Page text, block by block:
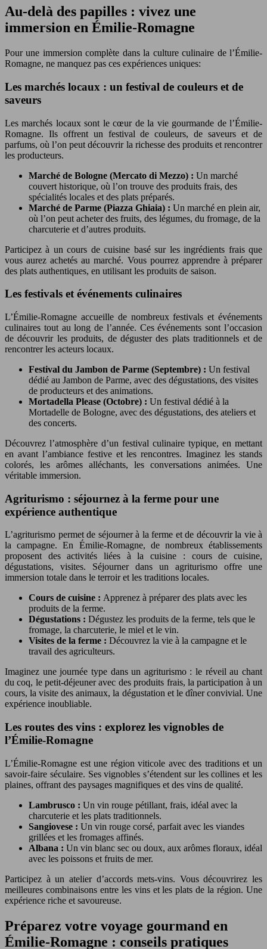
Au-delà des papilles : vivez une
immersion en Émilie-Romagne
Pour une immersion complète dans la culture culinaire de l’Émilie-
Romagne, ne manquez pas ces expériences uniques:
Les marchés locaux : un festival de couleurs et de
saveurs
Les marchés locaux sont le cœur de la vie gourmande de l’Émilie-
Romagne. Ils offrent un festival de couleurs, de saveurs et de
parfums, où l’on peut découvrir la richesse des produits et rencontrer
les producteurs.
Marché de Bologne (Mercato di Mezzo) : Un marché
couvert historique, où l’on trouve des produits frais, des
spécialités locales et des plats préparés.
Marché de Parme (Piazza Ghiaia) : Un marché en plein air,
où l’on peut acheter des fruits, des légumes, du fromage, de la
charcuterie et d’autres produits.
Participez à un cours de cuisine basé sur les ingrédients frais que
vous aurez achetés au marché. Vous pourrez apprendre à préparer
des plats authentiques, en utilisant les produits de saison.
Les festivals et événements culinaires
L’Émilie-Romagne accueille de nombreux festivals et événements
culinaires tout au long de l’année. Ces événements sont l’occasion
de découvrir les produits, de déguster des plats traditionnels et de
rencontrer les acteurs locaux.
Festival du Jambon de Parme (Septembre) : Un festival
dédié au Jambon de Parme, avec des dégustations, des visites
de producteurs et des animations.
Mortadella Please (Octobre) : Un festival dédié à la
Mortadelle de Bologne, avec des dégustations, des ateliers et
des concerts.
Découvrez l’atmosphère d’un festival culinaire typique, en mettant
en avant l’ambiance festive et les rencontres. Imaginez les stands
colorés, les arômes alléchants, les conversations animées. Une
véritable immersion.
Agriturismo : séjournez à la ferme pour une
expérience authentique
L’agriturismo permet de séjourner à la ferme et de découvrir la vie à
la campagne. En Émilie-Romagne, de nombreux établissements
proposent des activités liées à la cuisine : cours de cuisine,
dégustations, visites. Séjourner dans un agriturismo offre une
immersion totale dans le terroir et les traditions locales.
Cours de cuisine : Apprenez à préparer des plats avec les
produits de la ferme.
Dégustations : Dégustez les produits de la ferme, tels que le
fromage, la charcuterie, le miel et le vin.
Visites de la ferme : Découvrez la vie à la campagne et le
travail des agriculteurs.
Imaginez une journée type dans un agriturismo : le réveil au chant
du coq, le petit-déjeuner avec des produits frais, la participation à un
cours, la visite des animaux, la dégustation et le dîner convivial. Une
expérience inoubliable.
Les routes des vins : explorez les vignobles de
l’Émilie-Romagne
L’Émilie-Romagne est une région viticole avec des traditions et un
savoir-faire séculaire. Ses vignobles s’étendent sur les collines et les
plaines, offrant des paysages magnifiques et des vins de qualité.
Lambrusco : Un vin rouge pétillant, frais, idéal avec la
charcuterie et les plats traditionnels.
Sangiovese : Un vin rouge corsé, parfait avec les viandes
grillées et les fromages affinés.
Albana : Un vin blanc sec ou doux, aux arômes floraux, idéal
avec les poissons et fruits de mer.
Participez à un atelier d’accords mets-vins. Vous découvrirez les
meilleures combinaisons entre les vins et les plats de la région. Une
expérience riche et savoureuse.
Préparez votre voyage gourmand en
Émilie-Romagne : conseils pratiques